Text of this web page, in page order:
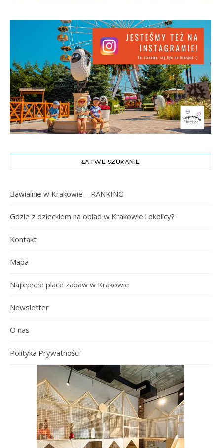
ŁATWE SZUKANIE
Bawialnie w Krakowie – RANKING
Gdzie z dzieckiem na obiad w Krakowie i okolicy?
Kontakt
Mapa
Najlepsze place zabaw w Krakowie
Newsletter
O nas
Polityka Prywatności